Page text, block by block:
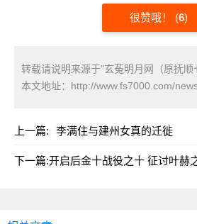
很赞哦！ (6)
转载请说明来源于"玄菟明月网（原抚顺
本文地址： http://www.fs7000.com/
上一篇: 李满住与建州女真的迁徙
下一篇:开启后金十战役之十 征讨叶赫